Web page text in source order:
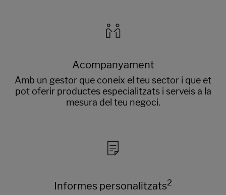
Acompanyament
Amb un gestor que coneix el teu sector i que et
pot oferir productes especialitzats i serveis a la
mesura del teu negoci.
Informes personalitzats2